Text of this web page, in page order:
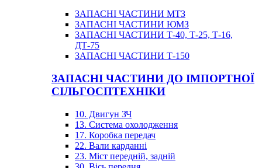
ЗАПАСНІ ЧАСТИНИ МТЗ
ЗАПАСНІ ЧАСТИНИ ЮМЗ
ЗАПАСНІ ЧАСТИНИ Т-40, Т-25, Т-16,
ДТ-75
ЗАПАСНІ ЧАСТИНИ Т-150
ЗАПАСНІ ЧАСТИНИ ДО ІМПОРТНОЇ
СІЛЬГОСПТЕХНІКИ
10. Двигун ЗЧ
13. Система охолодження
17. Коробка передач
22. Вали карданні
23. Міст передній, задній